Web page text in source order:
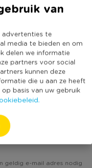
van
advertenties te
media te bieden en om
delen we informatie
partners voor social
kunnen deze
die u aan ze heeft
basis van uw gebruik
463025
Glas
Multikleur
(Nog) geen score
bekend
boom? Schrijf een
geldig e-mail adres nodig